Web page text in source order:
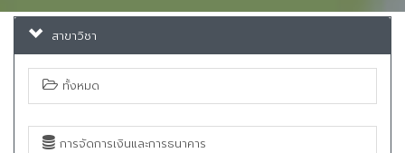
สาขาวิชา
ทั้งหมด
การจัดการเงินและการธนาคาร